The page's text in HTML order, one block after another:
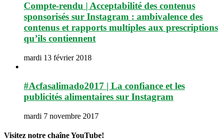
Compte-rendu | Acceptabilité des contenus
sponsorisés sur Instagram : ambivalence des
contenus et rapports multiples aux prescriptions
qu’ils contiennent
mardi 13 février 2018
#Acfasalimado2017 | La confiance et les
publicités alimentaires sur Instagram
mardi 7 novembre 2017
Visitez notre chaîne YouTube!